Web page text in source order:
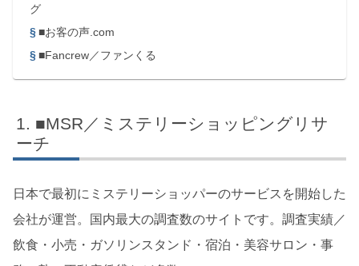
グ
■お客の声.com
■Fancrew／ファンくる
■MSR／ミステリーショッピングリサ
ーチ
日本で最初にミステリーショッパーのサービスを開始した
会社が運営。国内最大の調査数のサイトです。調査実績／
飲食・小売・ガソリンスタンド・宿泊・美容サロン・事